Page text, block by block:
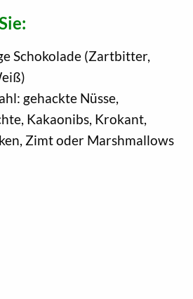
Schokolade (Zartbitter,
gehackte Nüsse,
Kakaonibs, Krokant,
Zimt oder Marshmallows